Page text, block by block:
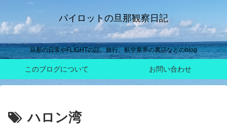
パイロットの旦那観察日記
旦那の日常やFLIGHTの話、旅行、航空業界の裏話などのblog
このブログについて お問い合わせ
ハロン湾